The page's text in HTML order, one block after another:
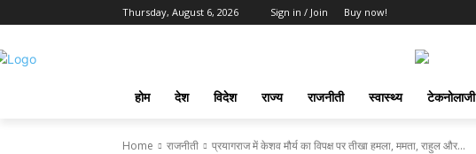
Thursday, August 6, 2026 Sign in / Join Buy now!
होम देश विदेश राज्य राजनीती स्वास्थ्य टेकनोलाजी
Home राजनीती प्रयागराज में केशव मौर्य का विपक्ष पर तीखा हमला, ममता, राहुल और...